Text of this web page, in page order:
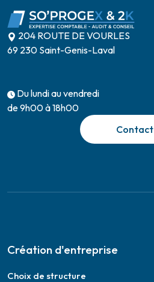
204 ROUTE DE VOURLES
69 230 Saint-Genis-Laval
Du lundi au vendredi
de 9h00 à 18h00
Contact
Création d'entreprise
Choix de structure